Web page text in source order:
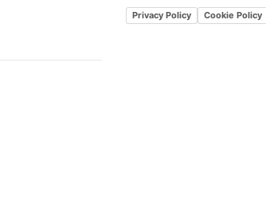
Privacy Policy Cookie Policy